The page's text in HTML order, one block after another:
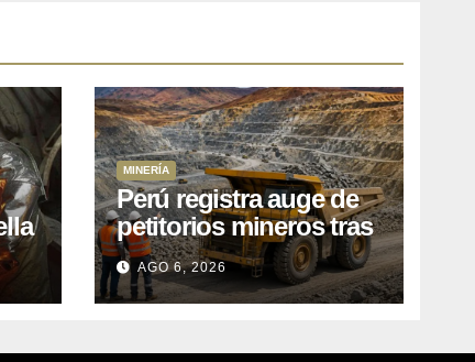
MINERÍA
Perú registra auge de
petitorios mineros tras
liberación de más de
mil concesiones para
explorar cobre y oro
AGO 6, 2026